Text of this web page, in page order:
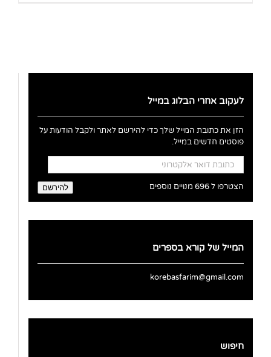
לעקוב אחרי הבלוג במייל
הזן את כתובת המייל שלך כדי להירשם לאתר ולקבל הודעות על
פוסטים חדשים במייל.
כתובת
דואר
אלקטרוני
להירשם הצטרפו ל 696 מנויים נוספים
המייל של קורא בספרים
korebasfarim@gmail.com
חיפוש